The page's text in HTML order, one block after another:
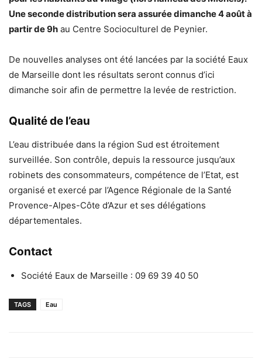
Une seconde distribution sera assurée dimanche 4 août à
partir de 9h au Centre Socioculturel de Peynier.
De nouvelles analyses ont été lancées par la société Eaux
de Marseille dont les résultats seront connus d’ici
dimanche soir afin de permettre la levée de restriction.
Qualité de l’eau
L’eau distribuée dans la région Sud est étroitement
surveillée. Son contrôle, depuis la ressource jusqu’aux
robinets des consommateurs, compétence de l’Etat, est
organisé et exercé par l’Agence Régionale de la Santé
Provence-Alpes-Côte d’Azur et ses délégations
départementales.
Contact
Société Eaux de Marseille : 09 69 39 40 50
TAGS Eau